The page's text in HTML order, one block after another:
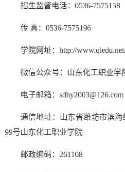
招生监督电话：0536-7575158
传 真：0536-7575196
学院网址： http://
微信公众号：山东化工职业学
电子邮箱：sdhy2003@126.com
通信地址：山东省潍坊市滨
99号山东化工职业学院
邮政编码：261108